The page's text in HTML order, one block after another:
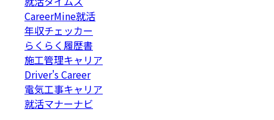
CareerMine就活
年収チェッカー
らくらく履歴書
施工管理キャリア
Driver's Career
電気工事キャリア
就活マナーナビ